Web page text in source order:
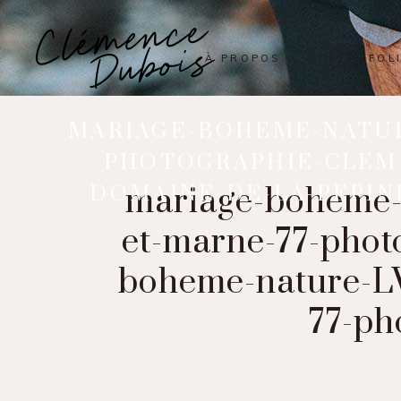
À PROPOS
PHOTOGRAPHIE-
DOMAINE-DE-LA-
mariage-
et-marne-77-
boheme-nature-
77-